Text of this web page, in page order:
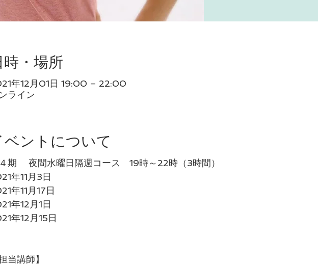
時・場所
年12月01日 19:00 – 22:00
ライン
ベントについて
期 夜間水曜日隔週コース 19時～22時（3時間）
年11月3日
年11月17日
年12月1日
年12月15日
当講師】